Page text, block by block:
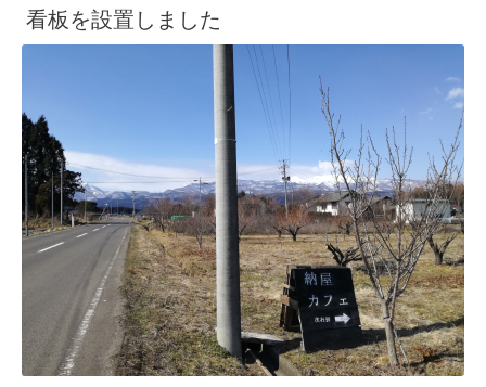
看板を設置しました